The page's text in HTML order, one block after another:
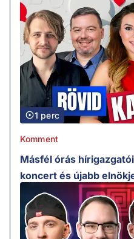
1 perc
Komment
Másfél órás
koncert és újabb